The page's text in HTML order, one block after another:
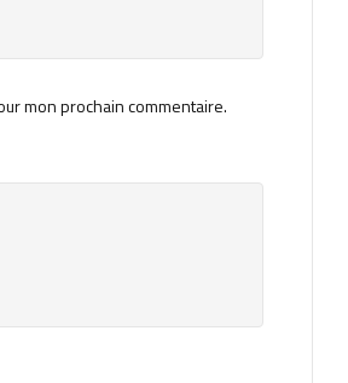
mon prochain commentaire.